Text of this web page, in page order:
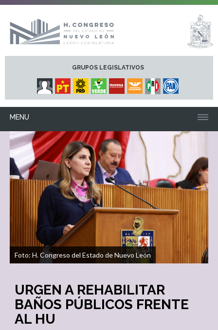
GRUPOS LEGISLATIVOS
MENU
Foto: H. Congreso del Estado de Nuevo León
URGEN A REHABILITAR
BAÑOS PÚBLICOS FRENTE
AL HU